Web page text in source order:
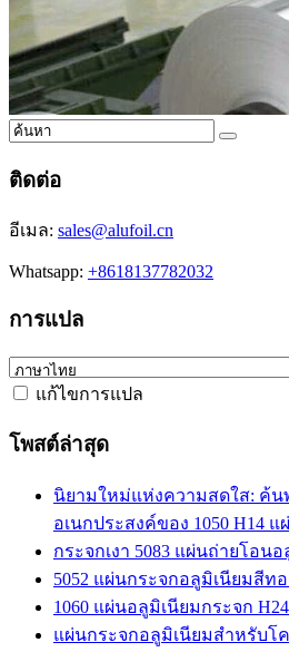
ติดต่อ
อีเมล: sales@alufoil.cn
Whatsapp: +8618137782032
การแปล
แก้ไขการแปล
โพสต์ล่าสุด
นิยามใหม่แห่งความสดใส: ค้น
อเนกประสงค์ของ 1050 H14
กระจกเงา 5083 แผ่นถ่ายโอนอ
5052 แผ่นกระจกอลูมิเนียมสีท
1060 แผ่นอลูมิเนียมกระจก
แผ่นกระจกอลูมิเนียมสำหรับโ